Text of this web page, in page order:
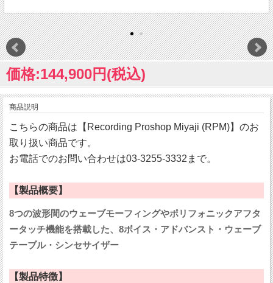
価格:144,900円(税込)
商品説明
こちらの商品は【Recording Proshop Miyaji (RPM)】のお
取り扱い商品です。
お電話でのお問い合わせは03-3255-3332まで。
【製品概要】
8つの波形間のウェーブモーフィングやポリフォニックアフタ
ータッチ機能を搭載した、8ボイス・アドバンスト・ウェーブ
テーブル・シンセサイザー
【製品特徴】